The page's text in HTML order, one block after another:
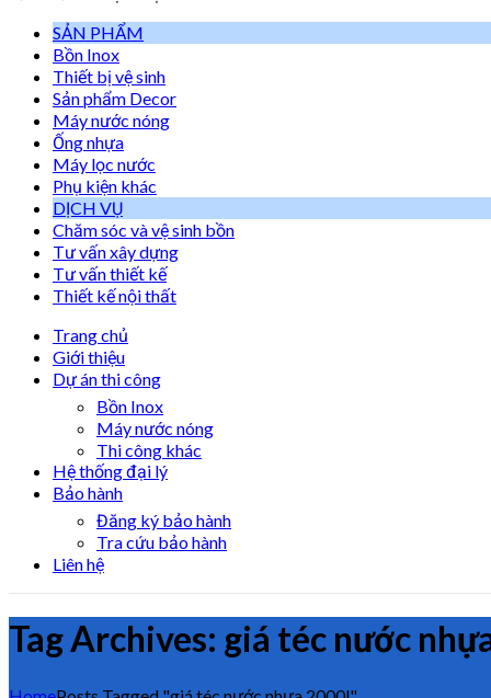
SẢN PHẨM
Bồn Inox
Thiết bị vệ sinh
Sản phẩm Decor
Máy nước nóng
Ống nhựa
Máy lọc nước
Phụ kiện khác
DỊCH VỤ
Chăm sóc và vệ sinh bồn
Tư vấn xây dựng
Tư vấn thiết kế
Thiết kế nội thất
Trang chủ
Giới thiệu
Dự án thi công
Bồn Inox
Máy nước nóng
Thi công khác
Hệ thống đại lý
Bảo hành
Đăng ký bảo hành
Tra cứu bảo hành
Liên hệ
Tag Archives: giá téc nước